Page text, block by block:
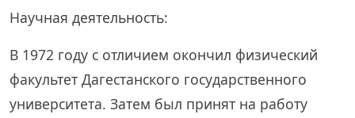
Научная деятельность:
В 1972 году с отличием окончил физический
факультет Дагестанского государственного
университета. Затем был принят на работу